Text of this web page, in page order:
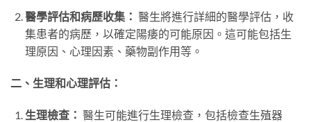
醫學評估和病歷收集： 醫生將進行詳細的醫學評估，收
集患者的病歷，以確定陽痿的可能原因。這可能包括生
理原因、心理因素、藥物副作用等。
二、生理和心理評估：
生理檢查： 醫生可能進行生理檢查，包括檢查生殖器